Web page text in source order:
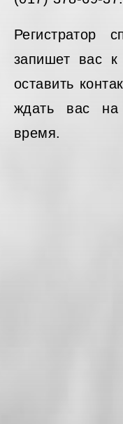
Регистратор
запишет вас к
оставить
ждать вас на
время.